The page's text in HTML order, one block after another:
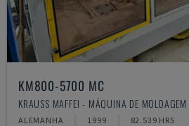
KM800-5700 MC
KRAUSS MAFFEI - MÁQUINA DE
ALEMANHA 1999 82.539 HRS